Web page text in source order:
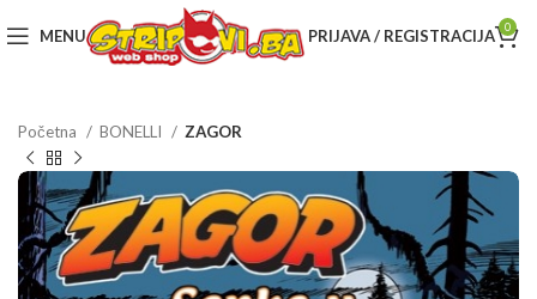
MENU PRIJAVA / REGISTRACIJA 0
Početna BONELLI ZAGOR